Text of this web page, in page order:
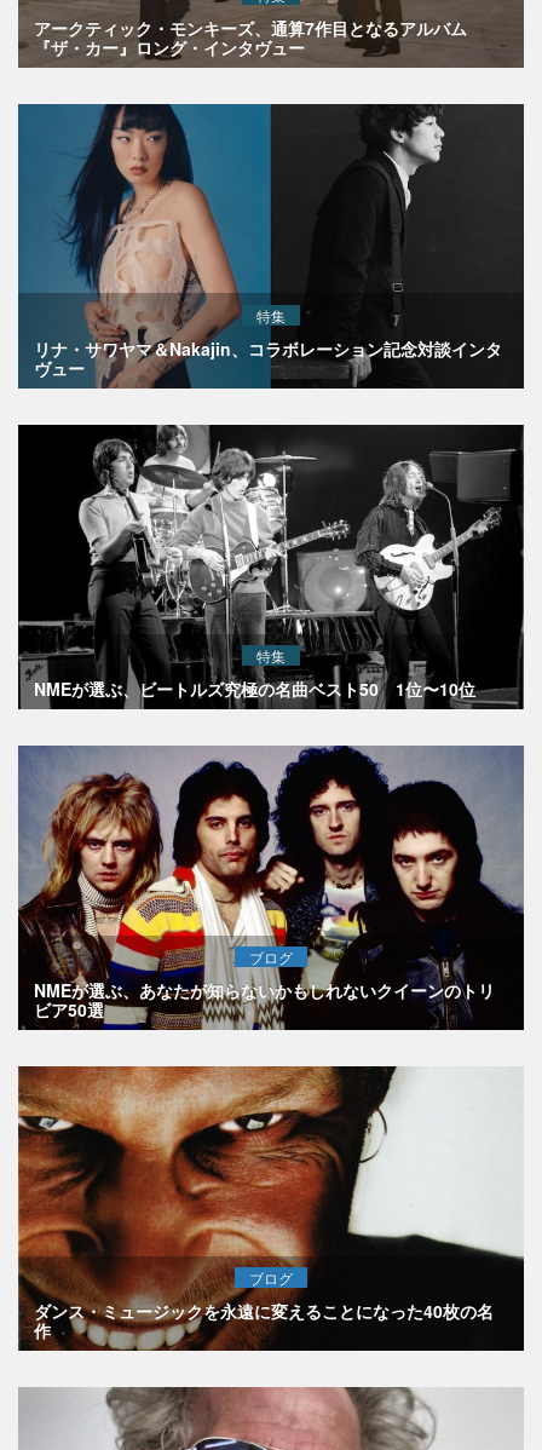
アークティック・モンキーズ、通算7作目となるアルバム
『ザ・カー』ロング・インタヴュー
特集
リナ・サワヤマ＆Nakajin、コラボレーション記念対談インタ
ヴュー
特集
NMEが選ぶ、ビートルズ究極の名曲ベスト50 1位〜10位
ブログ
NMEが選ぶ、あなたが知らないかもしれないクイーンのトリ
ビア50選
ブログ
ダンス・ミュージックを永遠に変えることになった40枚の名
作